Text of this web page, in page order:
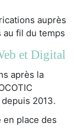
auprès
fil du temps
et Digital
après la
2013.
en place des